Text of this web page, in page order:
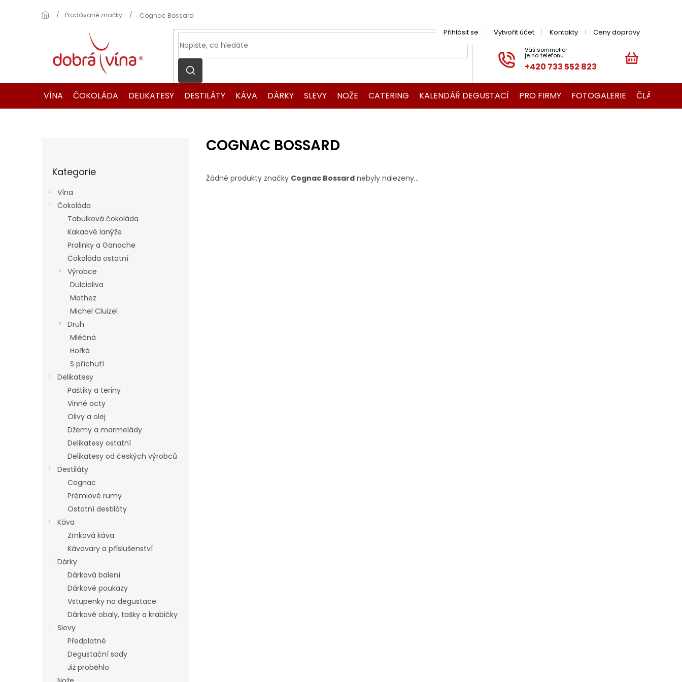
+420 733 552 823
Přihlásit se Vytvořit účet Kontakty Ceny dopravy
KOŠÍK
VÍNA
ČOKOLÁDA DELIKATESY DESTILÁTY KÁVA DÁRKY SLEVY NOŽE CATERING KALENDÁŘ DEGUSTACÍ PRO FIRMY FOTOGALERIE ČLÁNKY O
Domů
Prodávané značky Cognac Bossard
kategorie
Kategorie
Vína
Čokoláda
Tabulková čokoláda
Kakaové lanýže
Pralinky a Ganache
Čokoláda ostatní
Výrobce
Dulcioliva
Mathez
Michel Cluizel
Druh
Mléčná
Hořká
S příchutí
Delikatesy
Paštiky a teriny
Vinné octy
Olivy a olej
Džemy a marmelády
Delikatesy ostatní
Delikatesy od českých výrobců
Destiláty
Cognac
Prémiové rumy
Ostatní destiláty
Káva
Zrnková káva
Kávovary a příslušenství
Dárky
Dárková balení
Dárkové poukazy
Vstupenky na degustace
Dárkové obaly, tašky a krabičky
Slevy
Předplatné
Degustační sady
Již proběhlo
COGNAC BOSSARD
Žádné produkty značky Cognac Bossard nebyly nalezeny...